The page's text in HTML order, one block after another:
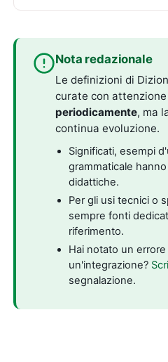
Nota redazionale
Le definizioni di
curate con
periodicamente, ma
continua evoluzione.
Significati, esempi
grammaticale
didattiche.
Per gli usi tecnici o
sempre fonti
riferimento.
Hai notato un
un'integrazione?
segnalazione.